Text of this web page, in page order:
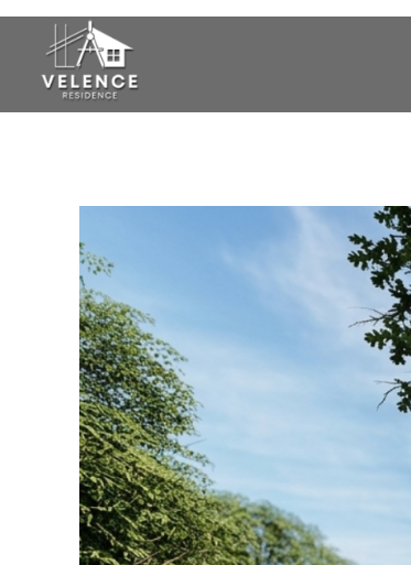
Eladó ház Velence, eladó ház
Eladó ház Velence, eladó ház